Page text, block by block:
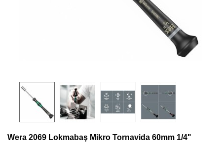
Wera 2069 Lokmabaş Mikro Tornavida 60mm 1/4"